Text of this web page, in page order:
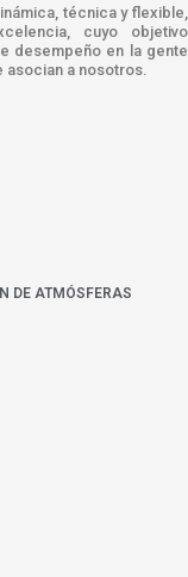
técnica y flexible,
cuyo objetivo
desempeño en la gente
asocian a nosotros.
DE ATMÓSFERAS